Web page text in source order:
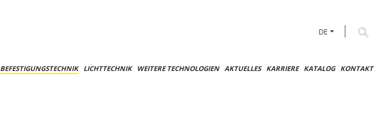
DE
BEFESTIGUNGSTECHNIK LICHTTECHNIK WEITERE TECHNOLOGIEN AKTUELLES KARRIERE KATALOG KONTAKT